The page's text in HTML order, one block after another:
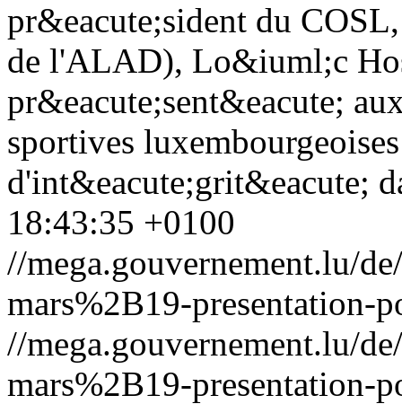
pr&eacute;sident du
de l'ALAD), Lo&iuml;c
pr&eacute;sent&eacute;
sportives
d'int&eacute;grit&eacute;
18:43:35 +0100
//mega.gouvernement.lu/
mars%2B19-
//mega.gouvernement.lu/
mars%2B19-